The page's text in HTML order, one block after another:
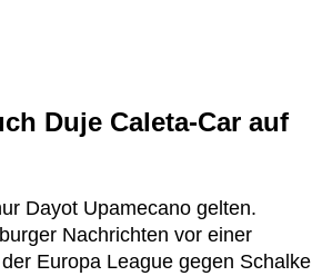
Duje Caleta-Car auf
Dayot Upamecano gelten.
Nachrichten vor einer
Europa League gegen Schalke